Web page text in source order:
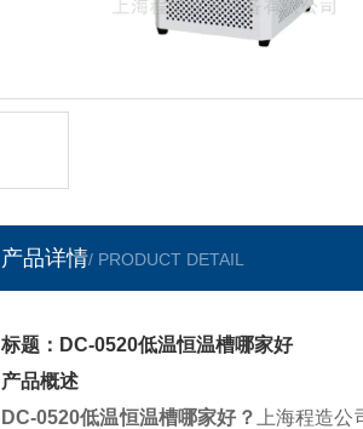
产品详情/ PRODUCT DETAIL
标题：DC-0520低温恒温槽哪家好
产品概述
DC-0520低温恒温槽哪家好？ 上海程造公